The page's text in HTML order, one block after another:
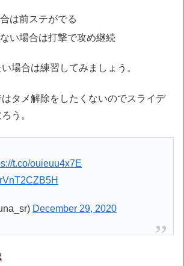
は前ステがでる
い場合は打撃で攻め継続
場合は練習してみましょう。
タメ解除をしたくないのでスライデ
う。
t.co/ouieuu4x7E
December 29, 2020